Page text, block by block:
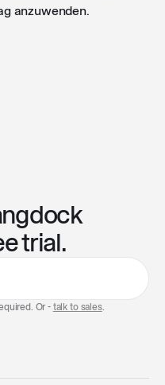
anzuwenden.
trial.
Or - talk to sales.